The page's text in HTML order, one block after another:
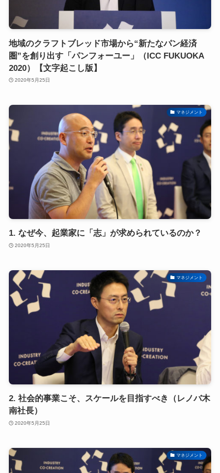
地域のクラフトブレッド市場から“新たなパン経済
圏”を創り出す「パンフォーユー」（ICC FUKUOKA
2020）【文字起こし版】
2020年5月25日
マネジメント
1. なぜ今、起業家に「志」が求められているのか？
2020年5月25日
マネジメント
2. 社会的事業こそ、スケールを目指すべき（レノバ木
南社長）
2020年5月25日
マネジメント